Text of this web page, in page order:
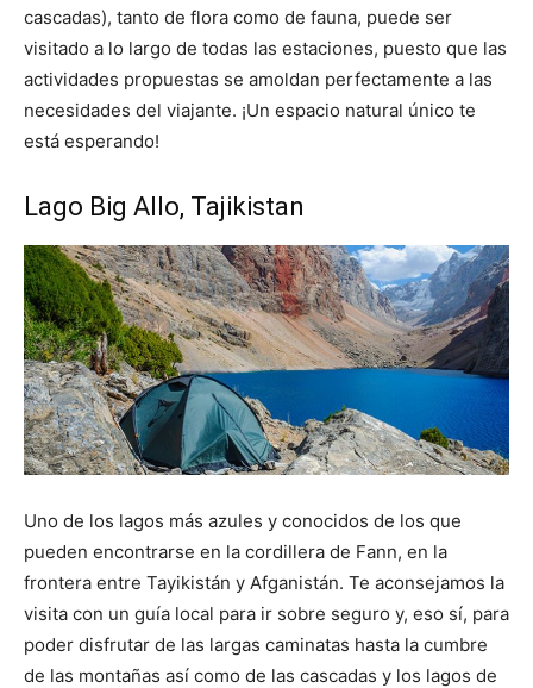
cascadas), tanto de flora como de fauna, puede ser
visitado a lo largo de todas las estaciones, puesto que las
actividades propuestas se amoldan perfectamente a las
necesidades del viajante. ¡Un espacio natural único te
está esperando!
Lago Big Allo, Tajikistan
Uno de los lagos más azules y conocidos de los que
pueden encontrarse en la cordillera de Fann, en la
frontera entre Tayikistán y Afganistán. Te aconsejamos la
visita con un guía local para ir sobre seguro y, eso sí, para
poder disfrutar de las largas caminatas hasta la cumbre
de las montañas así como de las cascadas y los lagos de